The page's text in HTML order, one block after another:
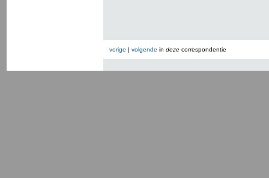
vorige | volgende in deze correspondentie